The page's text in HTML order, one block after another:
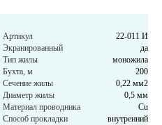
Артикул
22-011 И
Экранированный
да
Тип жилы
моножила
Бухта, м
200
Сечение жилы
0,22 мм2
Диаметр жилы
0,5 мм
Материал проводника
Cu
Способ прокладки
внутренний